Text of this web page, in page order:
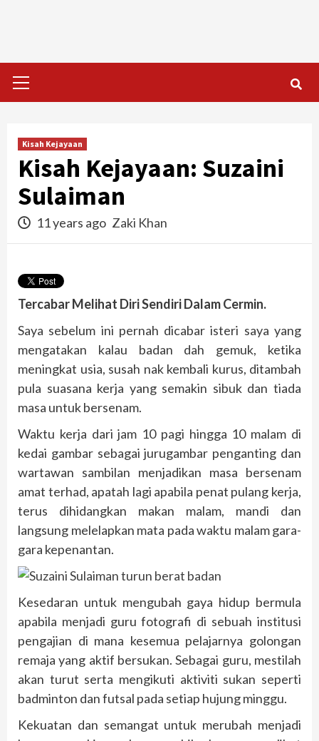
Menu
Kisah Kejayaan
Kisah Kejayaan: Suzaini
Sulaiman
11 years ago Zaki Khan
Tercabar Melihat Diri Sendiri Dalam Cermin.
Saya sebelum ini pernah dicabar isteri saya yang
mengatakan kalau badan dah gemuk, ketika
meningkat usia, susah nak kembali kurus, ditambah
pula suasana kerja yang semakin sibuk dan tiada
masa untuk bersenam.
Waktu kerja dari jam 10 pagi hingga 10 malam di
kedai gambar sebagai jurugambar penganting dan
wartawan sambilan menjadikan masa bersenam
amat terhad, apatah lagi apabila penat pulang kerja,
terus dihidangkan makan malam, mandi dan
langsung melelapkan mata pada waktu malam gara-
gara kepenantan.
Kesedaran untuk mengubah gaya hidup bermula
apabila menjadi guru fotografi di sebuah institusi
pengajian di mana kesemua pelajarnya golongan
remaja yang aktif bersukan. Sebagai guru, mestilah
akan turut serta mengikuti aktiviti sukan seperti
badminton dan futsal pada setiap hujung minggu.
Kekuatan dan semangat untuk merubah menjadi